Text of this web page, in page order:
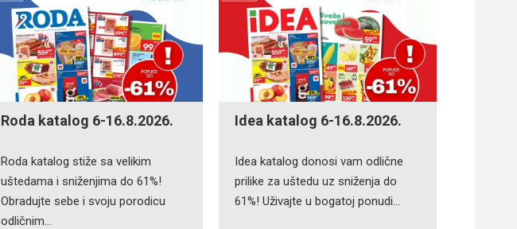
Roda katalog 6-16.8.2026.
Roda katalog stiže sa velikim
uštedama i sniženjima do 61%!
Obradujte sebe i svoju porodicu
odličnim…
Idea katalog 6-16.8.2026.
Idea katalog donosi vam odlične
prilike za uštedu uz sniženja do
61%! Uživajte u bogatoj ponudi…